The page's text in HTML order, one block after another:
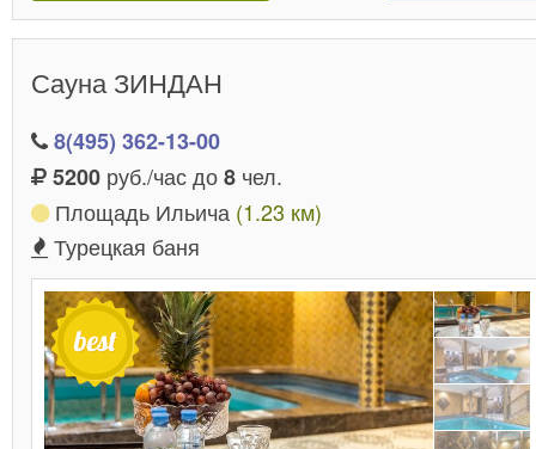
Сауна ЗИНДАН
8(495) 362-13-00
5200 руб./час до8 чел.
Площадь Ильича (1.23 км)
Турецкая баня